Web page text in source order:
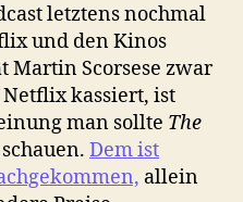
letztens nochmal
und den Kinos
Martin Scorsese zwar
kassiert, ist
man sollte The
Dem ist
allein